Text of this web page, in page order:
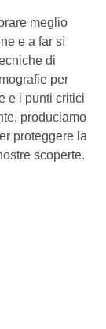
meglio
e a far sì
di
per
e i punti critici
produciamo
proteggere la
scoperte.